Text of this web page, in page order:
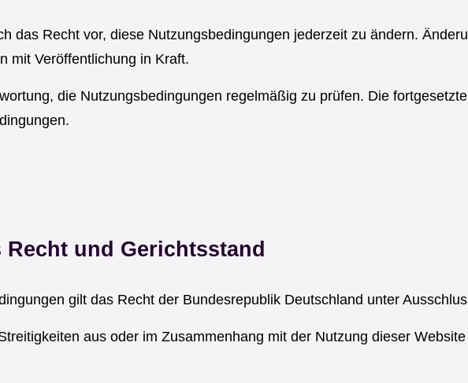
das Recht vor, diese Nutzungsbedingungen jederzeit zu ändern.
mit Veröffentlichung in Kraft.
die Nutzungsbedingungen regelmäßig zu prüfen. Die
Recht und Gerichtsstand
gilt das Recht der Bundesrepublik Deutschland unter
aus oder im Zusammenhang mit der Nutzung dieser